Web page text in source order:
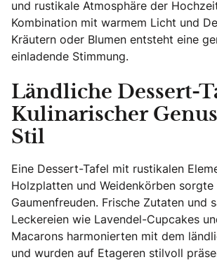
und rustikale Atmosphäre der
Kombination mit warmem Licht und
Kräutern oder Blumen entsteht eine
einladende Stimmung.
Ländliche Dessert-
Kulinarischer
Stil
Eine Dessert-Tafel mit rustikalen
Holzplatten und Weidenkörben
Gaumenfreuden. Frische Zutaten und
Leckereien wie Lavendel-Cupcakes
Macarons harmonierten mit dem
und wurden auf Etageren stilvoll